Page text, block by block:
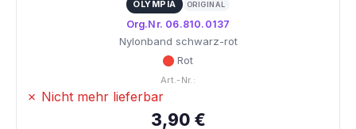
OLYMPIA ORIGINAL
Org.Nr. 06.810.0137
Nylonband schwarz-rot
Rot
Art.-Nr.:
✗ Nicht mehr lieferbar
3,90 €